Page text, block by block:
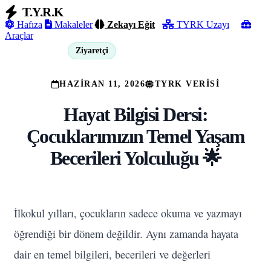
T.Y.R.K
Hafıza Makaleler Zekayı Eğit
TYRK Uzayı
Araçlar
Ziyaretçi
HAZIRAN 11, 2026 TYRK VERISI
Hayat Bilgisi Dersi:
Çocuklarımızın Temel Yaşam
Becerileri Yolculuğu 🌟
İlkokul yılları, çocukların sadece okuma ve yazmayı
öğrendiği bir dönem değildir. Aynı zamanda hayata
dair en temel bilgileri, becerileri ve değerleri